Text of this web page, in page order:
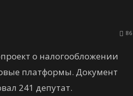
86
о налогообложении
платформы. Документ
241 депутат.